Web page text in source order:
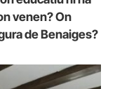
venen? On
de Benaiges?